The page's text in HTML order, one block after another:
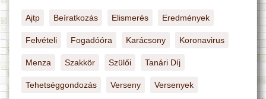
Ajtp Beíratkozás Elismerés Eredmények
Felvételi Fogadóóra Karácsony Koronavirus
Menza Szakkör Szülői Tanári Díj
Tehetséggondozás Verseny Versenyek